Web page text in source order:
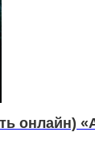
онлайн)